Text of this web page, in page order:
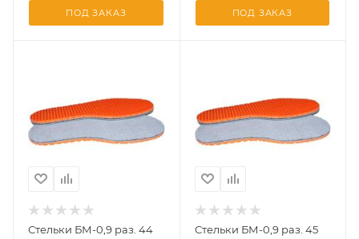
ПОД ЗАКАЗ ПОД ЗАКАЗ
Стельки БМ-0,9 раз. 44 Стельки БМ-0,9 раз. 45